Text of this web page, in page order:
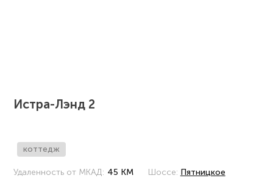
Истра-Лэнд 2
коттедж
Удаленность от МКАД: 45 КМ Шоссе: Пятницкое